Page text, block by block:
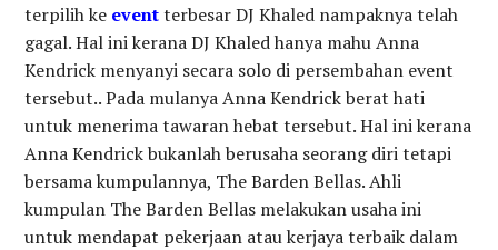
terpilih ke eventterbesar DJ Khaled nampaknya telah
gagal. Hal ini kerana DJ Khaled hanya mahu Anna
Kendrick menyanyi secara solo di persembahan event
tersebut.. Pada mulanya Anna Kendrick berat hati
untuk menerima tawaran hebat tersebut. Hal ini kerana
Anna Kendrick bukanlah berusaha seorang diri tetapi
bersama kumpulannya, The Barden Bellas. Ahli
kumpulan The Barden Bellas melakukan usaha ini
untuk mendapat pekerjaan atau kerjaya terbaik dalam